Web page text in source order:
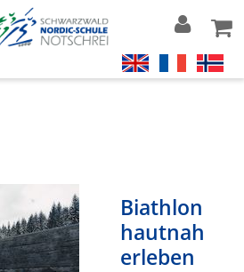
Biathlon
hautnah
erleben